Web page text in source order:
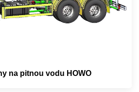
na pitnou vodu HOWO